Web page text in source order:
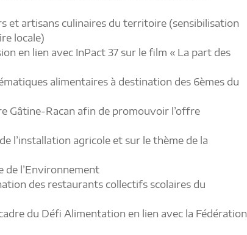
et artisans culinaires du territoire (sensibilisation
locale)
en lien avec InPact 37 sur le film « La part des
alimentaires à destination des 6èmes du
Gâtine-Racan afin de promouvoir l’offre
l’installation agricole et sur le thème de la
de l’Environnement
des restaurants collectifs scolaires du
du Défi Alimentation en lien avec la Fédération